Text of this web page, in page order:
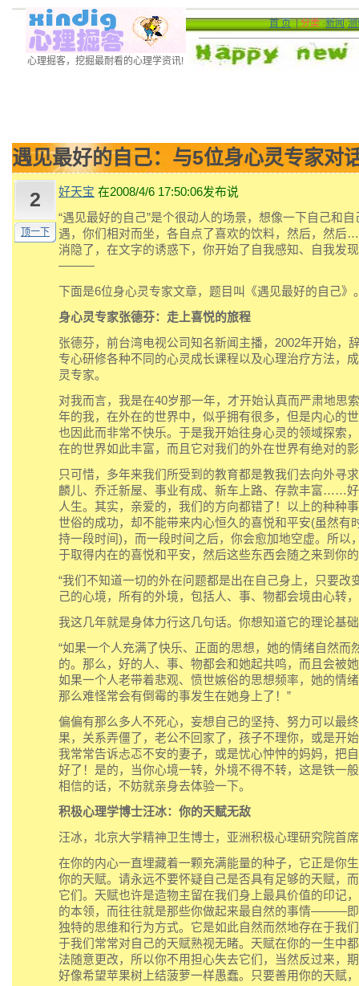
心理掘客，挖掘最耐看的心理学资讯!
首 页|分类·新闻·
遇见最好的自己：与5位身心灵专家对
2
顶一下
好天宝 在2008/4/6 17:50:06发布说
“遇见最好的自己”是个很动人的场景，想像一下自己和
遇，你们相对而坐，各自点了喜欢的饮料，然后，然
消隐了，在文字的诱惑下，你开始了自我感知、自我发
———
下面是6位身心灵专家文章，题目叫《遇见最好的自己》
身心灵专家张德芬：走上喜悦的旅程
张德芬，前台湾电视公司知名新闻主播，2002年开始，
专心研修各种不同的心灵成长课程以及心理治疗方法，
灵专家。
对我而言，我是在40岁那一年，才开始认真而严肃地思
年的我，在外在的世界中，似乎拥有很多，但是内心的
也因此而非常不快乐。于是我开始往身心灵的领域探索
在的世界如此丰富，而且它对我们的外在世界有绝对的
只可惜，多年来我们所受到的教育都是教我们去向外寻
麟儿、乔迁新屋、事业有成、新车上路、存款丰富……
人生。其实，亲爱的，我们的方向都错了！以上的种种
世俗的成功，却不能带来内心恒久的喜悦和平安(虽然有
持一段时间)，而一段时间之后，你会愈加地空虚。所以
于取得内在的喜悦和平安，然后这些东西会随之来到你
“我们不知道一切的外在问题都是出在自己身上，只要改
己的心境，所有的外境，包括人、事、物都会境由心转
我这几年就是身体力行这几句话。你想知道它的理论基
“如果一个人充满了快乐、正面的思想，她的情绪自然而
的。那么，好的人、事、物都会和她起共鸣，而且会被
如果一个人老带着悲观、愤世嫉俗的思想频率，她的情
那么难怪常会有倒霉的事发生在她身上了！”
偏偏有那么多人不死心，妄想自己的坚持、努力可以最
果，关系弄僵了，老公不回家了，孩子不理你，或是开
我常常告诉忐忑不安的妻子，或是忧心忡忡的妈妈，把
好了！是的，当你心境一转，外境不得不转，这是铁一
相信的话，不妨就亲身去体验一下。
积极心理学博士汪冰：你的天赋无敌
汪冰，北京大学精神卫生博士，亚洲积极心理研究院首
在你的内心一直埋藏着一颗充满能量的种子，它正是
你的天赋。请永远不要怀疑自己是否具有足够的天赋，
它们。天赋也许是造物主留在我们身上最具价值的印记
的本领，而往往就是那些你做起来最自然的事情———
独特的思维和行为方式。它是如此自然而然地存在于我
于我们常常对自己的天赋熟视无睹。天赋在你的一生中
法随意更改，所以你不用担心失去它们，当然反过来，
好像希望苹果树上结菠萝一样愚蠢。只要善用你的天赋